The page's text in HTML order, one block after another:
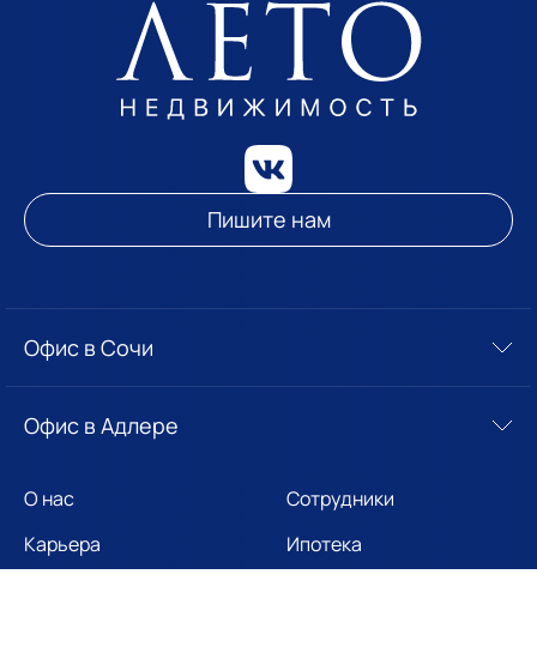
Пишите нам
Офис в Сочи
Офис в Адлере
О нас
Сотрудники
Карьера
Ипотека